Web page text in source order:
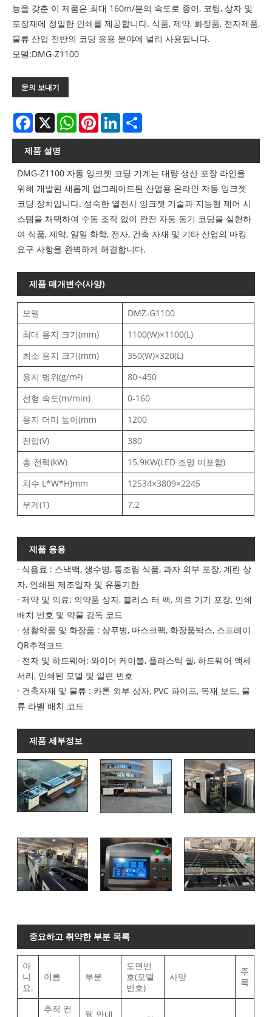
능을 갖춘 이 제품은 최대 160m/분의 속도로 종이, 코팅, 상자 및
포장재에 정밀한 인쇄를 제공합니다. 식품, 제약, 화장품, 전자제품,
물류 산업 전반의 코딩 응용 분야에 널리 사용됩니다.
모델:DMG-Z1100
문의 보내기
Facebook
X WhatsAppPinterestLinkedIn
제품 설명
DMG-Z1100 자동 잉크젯 코딩 기계는 대량 생산 포장 라인을
위해 개발된 새롭게 업그레이드된 산업용 온라인 자동 잉크젯
코딩 장치입니다. 성숙한 열전사 잉크젯 기술과 지능형 제어 시
스템을 채택하여 수동 조작 없이 완전 자동 동기 코딩을 실현하
여 식품, 제약, 일일 화학, 전자, 건축 자재 및 기타 산업의 마킹
요구 사항을 완벽하게 해결합니다.
제품 매개변수(사양)
모델
DMZ-G1100
최대 용지 크기(mm)
1100(W)×1100(L)
최소 용지 크기(mm)
350(W)×320(L)
용지 범위(g/m²)
80~450
선형 속도(m/min)
0-160
용지 더미 높이(mm
1200
전압(V)
380
총 전력(kW)
15.9KW(LED 조명 미포함)
치수 L*W*H)mm
12534×3809×2245
무게(T)
7.2
제품 응용
· 식음료 : 스낵백, 생수병, 통조림 식품, 과자 외부 포장, 계란 상
자, 인쇄된 제조일자 및 유통기한
· 제약 및 의료: 의약품 상자, 블리스 터 팩, 의료 기기 포장, 인쇄
배치 번호 및 약물 감독 코드
· 생활약품 및 화장품 : 샴푸병, 마스크팩, 화장품박스, 스프레이
QR추적코드
· 전자 및 하드웨어: 와이어 케이블, 플라스틱 쉘, 하드웨어 액세
서리, 인쇄된 모델 및 일련 번호
· 건축자재 및 물류 : 카톤 외부 상자, PVC 파이프, 목재 보드, 물
류 라벨 배치 코드
제품 세부정보
중요하고 취약한 부분 목록
아
니
요.
이름 부분
도면번
호(모델
번호)
사양
주
목
추적 컨
웹 안내